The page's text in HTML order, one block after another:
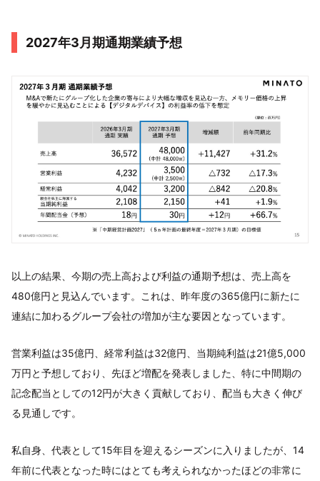
2027年3月期通期業績予想
以上の結果、今期の売上高および利益の通期予想は、売上高を
480億円と見込んでいます。これは、昨年度の365億円に新たに
連結に加わるグループ会社の増加が主な要因となっています。
営業利益は35億円、経常利益は32億円、当期純利益は21億5,000
万円と予想しており、先ほど増配を発表しました、特に中間期の
記念配当としての12円が大きく貢献しており、配当も大きく伸び
る見通しです。
私自身、代表として15年目を迎えるシーズンに入りましたが、14
年前に代表となった時にはとても考えられなかったほどの非常に